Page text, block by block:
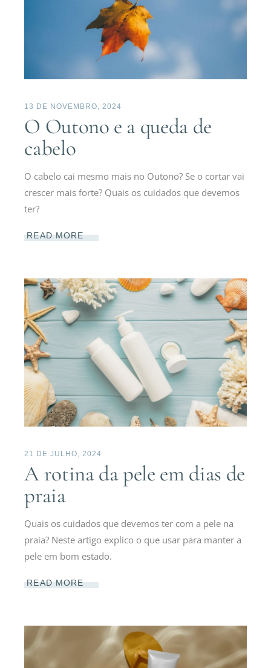
13 DE NOVEMBRO, 2024
O Outono e a queda de
cabelo
O cabelo cai mesmo mais no Outono? Se o cortar vai
crescer mais forte? Quais os cuidados que devemos
ter?
READ MORE
21 DE JULHO, 2024
A rotina da pele em dias de
praia
Quais os cuidados que devemos ter com a pele na
praia? Neste artigo explico o que usar para manter a
pele em bom estado.
READ MORE